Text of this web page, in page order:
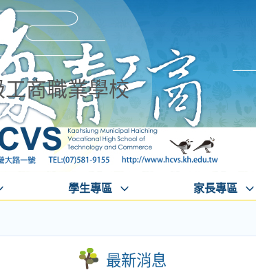
商職業學校
學生專區 家長專區
最新消息